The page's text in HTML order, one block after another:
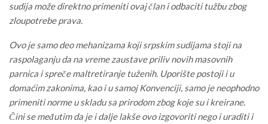
sudija može direktno primeniti ovaj član i odbaciti tužbu zbog
zloupotrebe prava.
Ovo je samo deo mehanizama koji srpskim sudijama stoji na
raspolaganju da na vreme zaustave priliv novih masovnih
parnica i spreče maltretiranje tuženih. Uporište postoji i u
domaćim zakonima, kao i u samoj Konvenciji, samo je neophodno
primeniti norme u skladu sa prirodom zbog koje su i kreirane.
Čini se međutim da je i dalje lakše ovo izgovoriti nego i uraditi i